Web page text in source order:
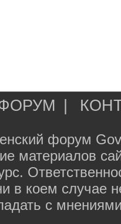
форум
материалов
в коем случае
с